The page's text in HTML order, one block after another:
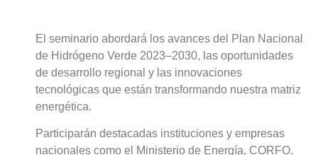
El seminario abordará los avances del Plan Nacional
de Hidrógeno Verde 2023–2030, las oportunidades
de desarrollo regional y las innovaciones
tecnológicas que están transformando nuestra matriz
energética.
Participarán destacadas instituciones y empresas
nacionales como el Ministerio de Energía, CORFO,